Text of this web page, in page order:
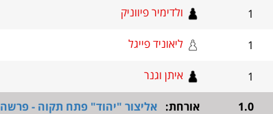
1 ולדימיר פיווניק
1 ליאוניד פייגל
1 איתן וגנר
1.0 אורחת: אליצור "יהוד" פתח תקוה - פרשה